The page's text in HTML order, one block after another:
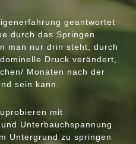
geantwortet
durch das Springen
man nur drin steht, durch
Druck verändert,
Monaten nach der
sein kann.
mit
Unterbauchspannung
Untergrund zu springen